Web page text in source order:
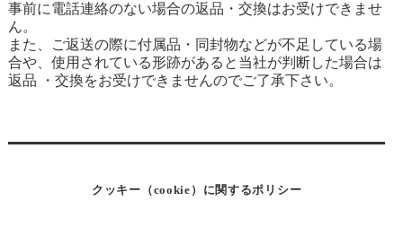
事前に電話連絡のない場合の返品・交換はお受けできませ
ん。
また、ご返送の際に付属品・同封物などが不足している場
合や、使用されている形跡があると当社が判断した場合は
返品 ・交換をお受けできませんのでご了承下さい。
クッキー（cookie）に関するポリシー